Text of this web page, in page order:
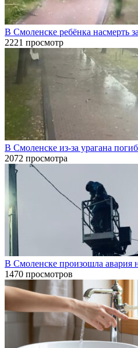
В Смоленске ребёнка насмерть
2221 просмотр
В Смоленске из-за урагана
2072 просмотра
В Смоленске произошла авария
1470 просмотров